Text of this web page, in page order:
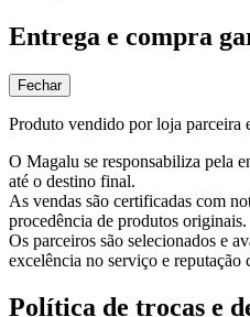
Entrega e compra
Fechar
Produto vendido por loja parceira
O Magalu se responsabiliza pela
até o destino final.
As vendas são certificadas com
procedência de produtos originais.
Os parceiros são selecionados e
excelência no serviço e reputação
Política de trocas e